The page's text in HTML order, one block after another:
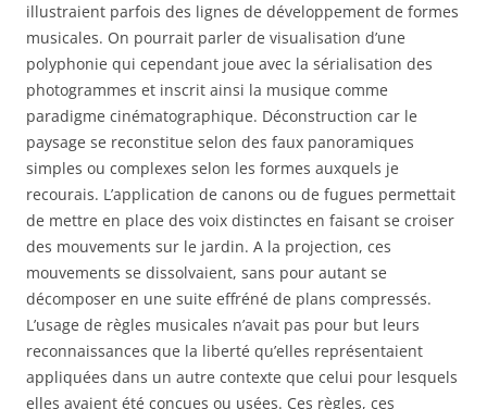
illustraient parfois des lignes de développement de formes
musicales. On pourrait parler de visualisation d’une
polyphonie qui cependant joue avec la sérialisation des
photogrammes et inscrit ainsi la musique comme
paradigme cinématographique. Déconstruction car le
paysage se reconstitue selon des faux panoramiques
simples ou complexes selon les formes auxquels je
recourais. L’application de canons ou de fugues permettait
de mettre en place des voix distinctes en faisant se croiser
des mouvements sur le jardin. A la projection, ces
mouvements se dissolvaient, sans pour autant se
décomposer en une suite effréné de plans compressés.
L’usage de règles musicales n’avait pas pour but leurs
reconnaissances que la liberté qu’elles représentaient
appliquées dans un autre contexte que celui pour lesquels
elles avaient été conçues ou usées. Ces règles, ces